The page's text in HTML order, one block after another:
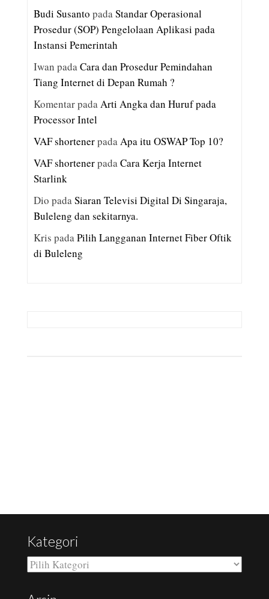
Budi Susanto padaStandar Operasional
Prosedur (SOP) Pengelolaan Aplikasi pada
Instansi Pemerintah
Iwan padaCara dan Prosedur Pemindahan
Tiang Internet di Depan Rumah ?
KomentarpadaArti Angka dan Huruf pada
Processor Intel
VAF shortenerpadaApa itu OSWAP Top 10?
VAF shortenerpadaCara Kerja Internet
Starlink
Dio padaSiaran Televisi Digital Di Singaraja,
Buleleng dan sekitarnya.
Kris padaPilih Langganan Internet Fiber Oftik
di Buleleng
Kategori
Kategori